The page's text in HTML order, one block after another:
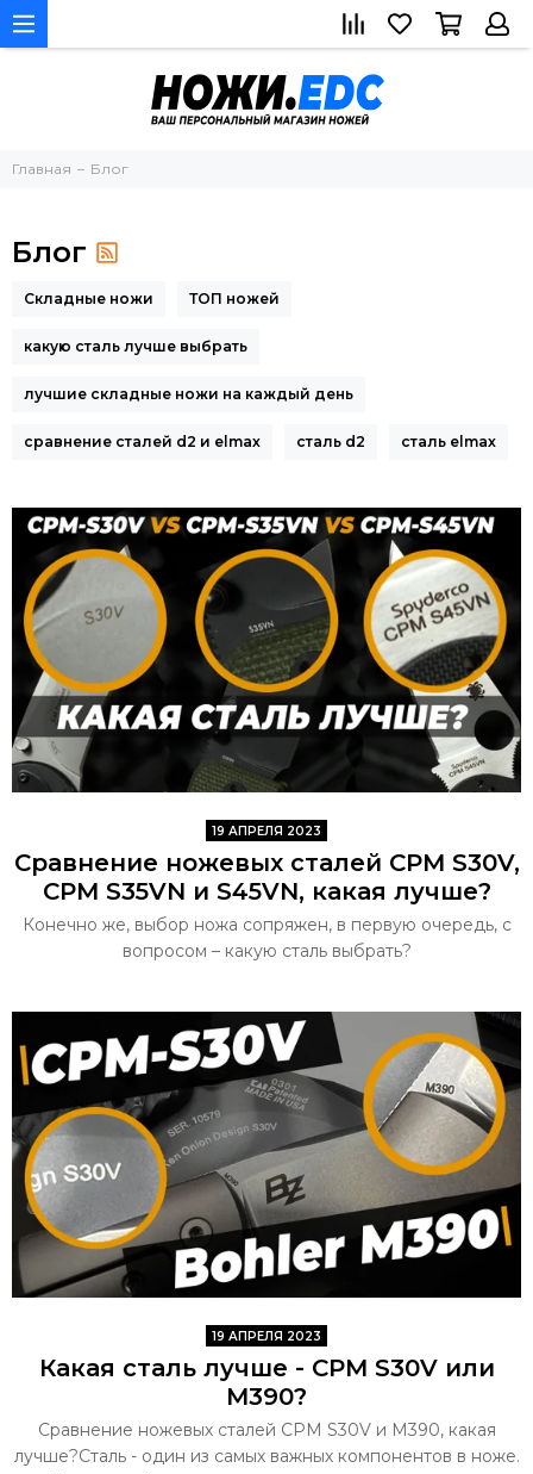
Главная Блог
Блог
Складные ножи ТОП ножей
какую сталь лучше выбрать
лучшие складные ножи на каждый день
сравнение сталей d2 и elmax сталь d2 сталь elmax
19 АПРЕЛЯ 2023
Сравнение ножевых сталей CPM S30V,
CPM S35VN и S45VN, какая лучше?
Конечно же, выбор ножа сопряжен, в первую очередь, с
вопросом – какую сталь выбрать?
19 АПРЕЛЯ 2023
Какая сталь лучше - CPM S30V или
M390?
Сравнение ножевых сталей CPM S30V и M390, какая
лучше?Сталь - один из самых важных компонентов в ноже.